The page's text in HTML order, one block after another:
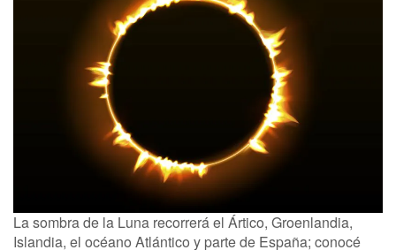
La sombra de la Luna recorrerá el Ártico, Groenlandia,
Islandia, el océano Atlántico y parte de España; conocé